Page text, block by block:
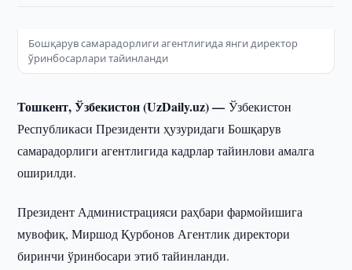
Бошқарув самарадорлиги агентлигида янги директор
ўринбосарлари тайинланди
Тошкент, Ўзбекистон (UzDaily.uz) —Ўзбекистон
Республикаси Президенти ҳузуридаги Бошқарув
самарадорлиги агентлигида кадрлар тайинлови амалга
оширилди.
Президент Администрацияси раҳбари фармойишига
мувофиқ, Миршод Қурбонов Агентлик директори
биринчи ўринбосари этиб тайинланди.